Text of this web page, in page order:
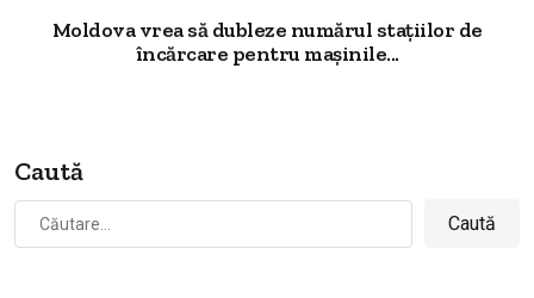
Moldova vrea să dubleze numărul stațiilor de
încărcare pentru mașinile...
Caută
Caută
după: